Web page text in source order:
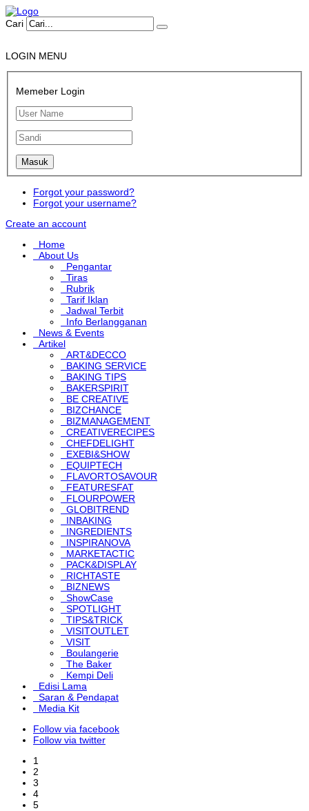
Cari
LOGIN MENU
Memeber Login
Forgot your password?
Forgot your username?
Create an account
Home
About Us
Pengantar
Tiras
Rubrik
Tarif Iklan
Jadwal Terbit
Info Berlangganan
News & Events
Artikel
ART&DECCO
BAKING SERVICE
BAKING TIPS
BAKERSPIRIT
BE CREATIVE
BIZCHANCE
BIZMANAGEMENT
CREATIVERECIPES
CHEFDELIGHT
EXEBI&SHOW
EQUIPTECH
FLAVORTOSAVOUR
FEATURESFAT
FLOURPOWER
GLOBITREND
INBAKING
INGREDIENTS
INSPIRANOVA
MARKETACTIC
PACK&DISPLAY
RICHTASTE
BIZNEWS
ShowCase
SPOTLIGHT
TIPS&TRICK
VISITOUTLET
VISIT
Boulangerie
The Baker
Kempi Deli
Edisi Lama
Saran & Pendapat
Media Kit
Follow via facebook
Follow via twitter
1
2
3
4
5